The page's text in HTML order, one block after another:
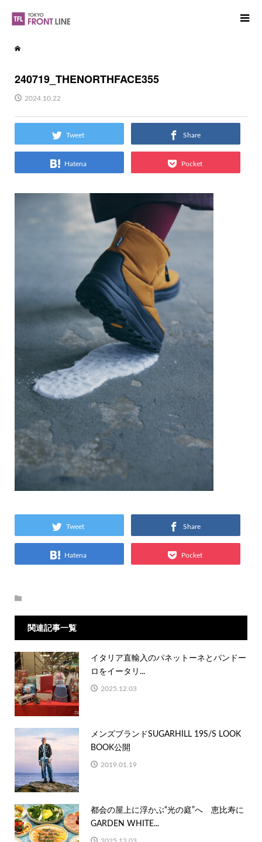
240719_THENORTHFACE355
2024.10.22
Tweet Share
Hatena Pocket
Tweet Share
Hatena Pocket
関連記事一覧
イタリア直輸入のパネットーネとパンドー
ロをイータリ...
2025.12.03
メンズブランドSUGARHILL 19S/S LOOK
BOOK公開
2019.01.19
都会の屋上に浮かぶ“光の庭”へ 恵比寿に
GARDEN WHITE...